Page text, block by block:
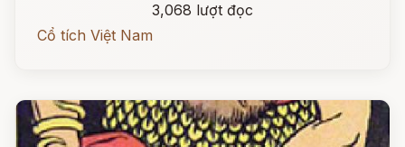
3,068 lượt đọc
Cổ tích Việt Nam